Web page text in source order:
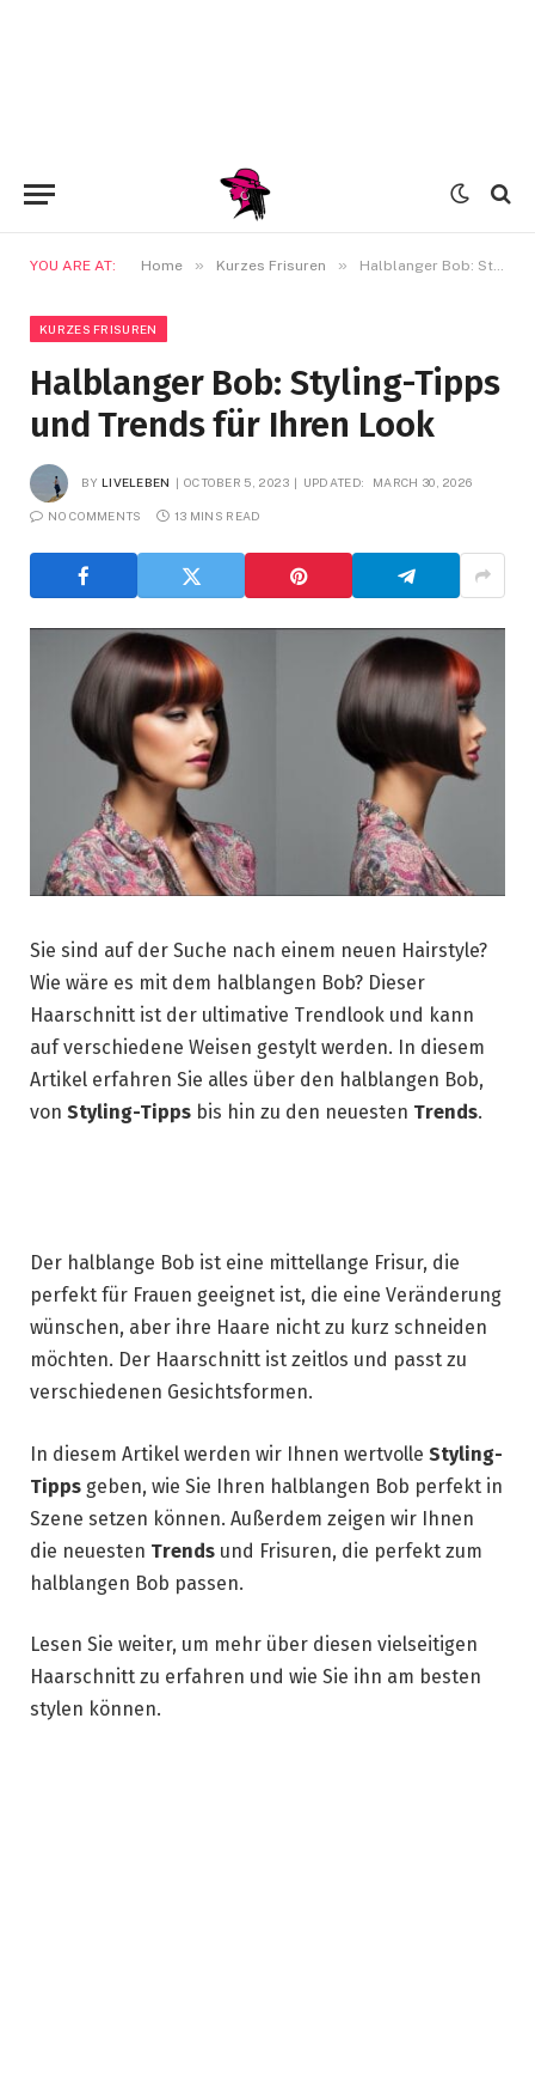
YOU ARE AT: Home » Kurzes Frisuren » Halblanger Bob: Styling-Tipps und Trends für Ihren Look
KURZES FRISUREN
Halblanger Bob: Styling-Tipps
und Trends für Ihren Look
BY LIVELEBEN OCTOBER 5, 2023 UPDATED: MARCH 30, 2026
NO COMMENTS 13 MINS READ
Sie sind auf der Suche nach einem neuen Hairstyle?
Wie wäre es mit dem halblangen Bob? Dieser
Haarschnitt ist der ultimative Trendlook und kann
auf verschiedene Weisen gestylt werden. In diesem
Artikel erfahren Sie alles über den halblangen Bob,
von Styling-Tipps bis hin zu den neuesten Trends.
Der halblange Bob ist eine mittellange Frisur, die
perfekt für Frauen geeignet ist, die eine Veränderung
wünschen, aber ihre Haare nicht zu kurz schneiden
möchten. Der Haarschnitt ist zeitlos und passt zu
verschiedenen Gesichtsformen.
In diesem Artikel werden wir Ihnen wertvolle Styling-
Tipps geben, wie Sie Ihren halblangen Bob perfekt in
Szene setzen können. Außerdem zeigen wir Ihnen
die neuesten Trends und Frisuren, die perfekt zum
halblangen Bob passen.
Lesen Sie weiter, um mehr über diesen vielseitigen
Haarschnitt zu erfahren und wie Sie ihn am besten
stylen können.